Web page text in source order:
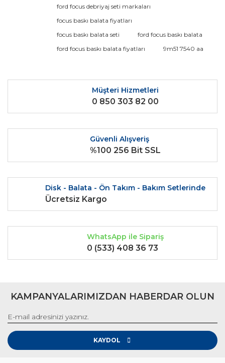
Yorum Yaz
Gönder
ford focus debriyaj seti markaları
focus baskı balata fiyatları
focus baskı balata seti
ford focus baskı balata
ford focus baskı balata fiyatları
9m51 7540 aa
Müşteri Hizmetleri
0 850 303 82 00
Güvenli Alışveriş
%100 256 Bit SSL
Disk - Balata - Ön Takım - Bakım Setlerinde
Ücretsiz Kargo
WhatsApp ile Sipariş
0 (533) 408 36 73
KAMPANYALARIMIZDAN HABERDAR OLUN
KAYDOL